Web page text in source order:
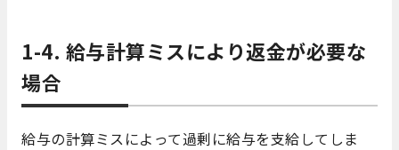
1-4. 給与計算ミスにより返金が必要な
場合
給与の計算ミスによって過剰に給与を支給してしま